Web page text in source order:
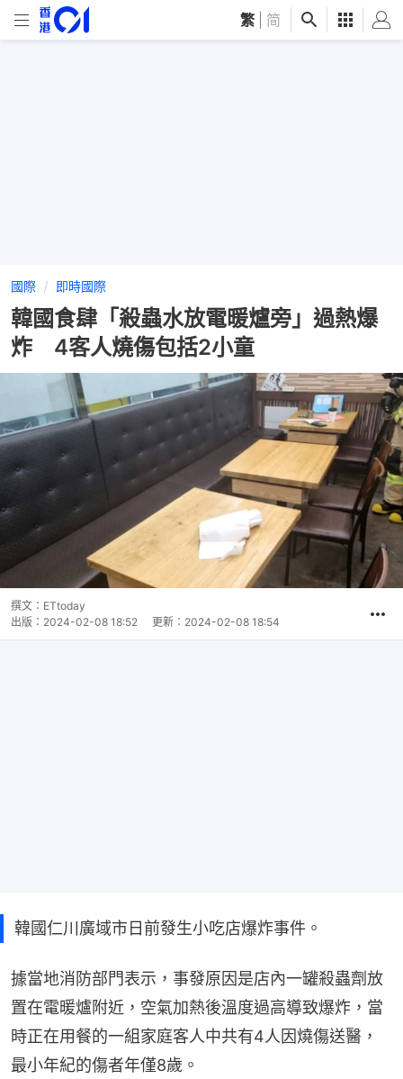
繁 简
國際 即時國際
韓國食肆「殺蟲水放電暖爐旁」過熱爆
炸 4客人燒傷包括2小童
撰文： ETtoday
出版： 2024-02-08 18:52 更新： 2024-02-08 18:54
韓國仁川廣域市日前發生小吃店爆炸事件。
據當地消防部門表示，事發原因是店內一罐殺蟲劑放
置在電暖爐附近，空氣加熱後溫度過高導致爆炸，當
時正在用餐的一組家庭客人中共有4人因燒傷送醫，
最小年紀的傷者年僅8歲。